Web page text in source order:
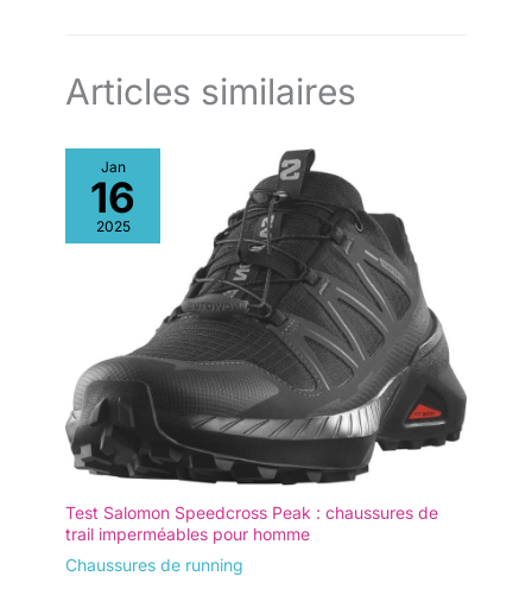
Articles similaires
Jan
16
2025
Test Salomon Speedcross Peak : chaussures de
trail imperméables pour homme
Chaussures de running